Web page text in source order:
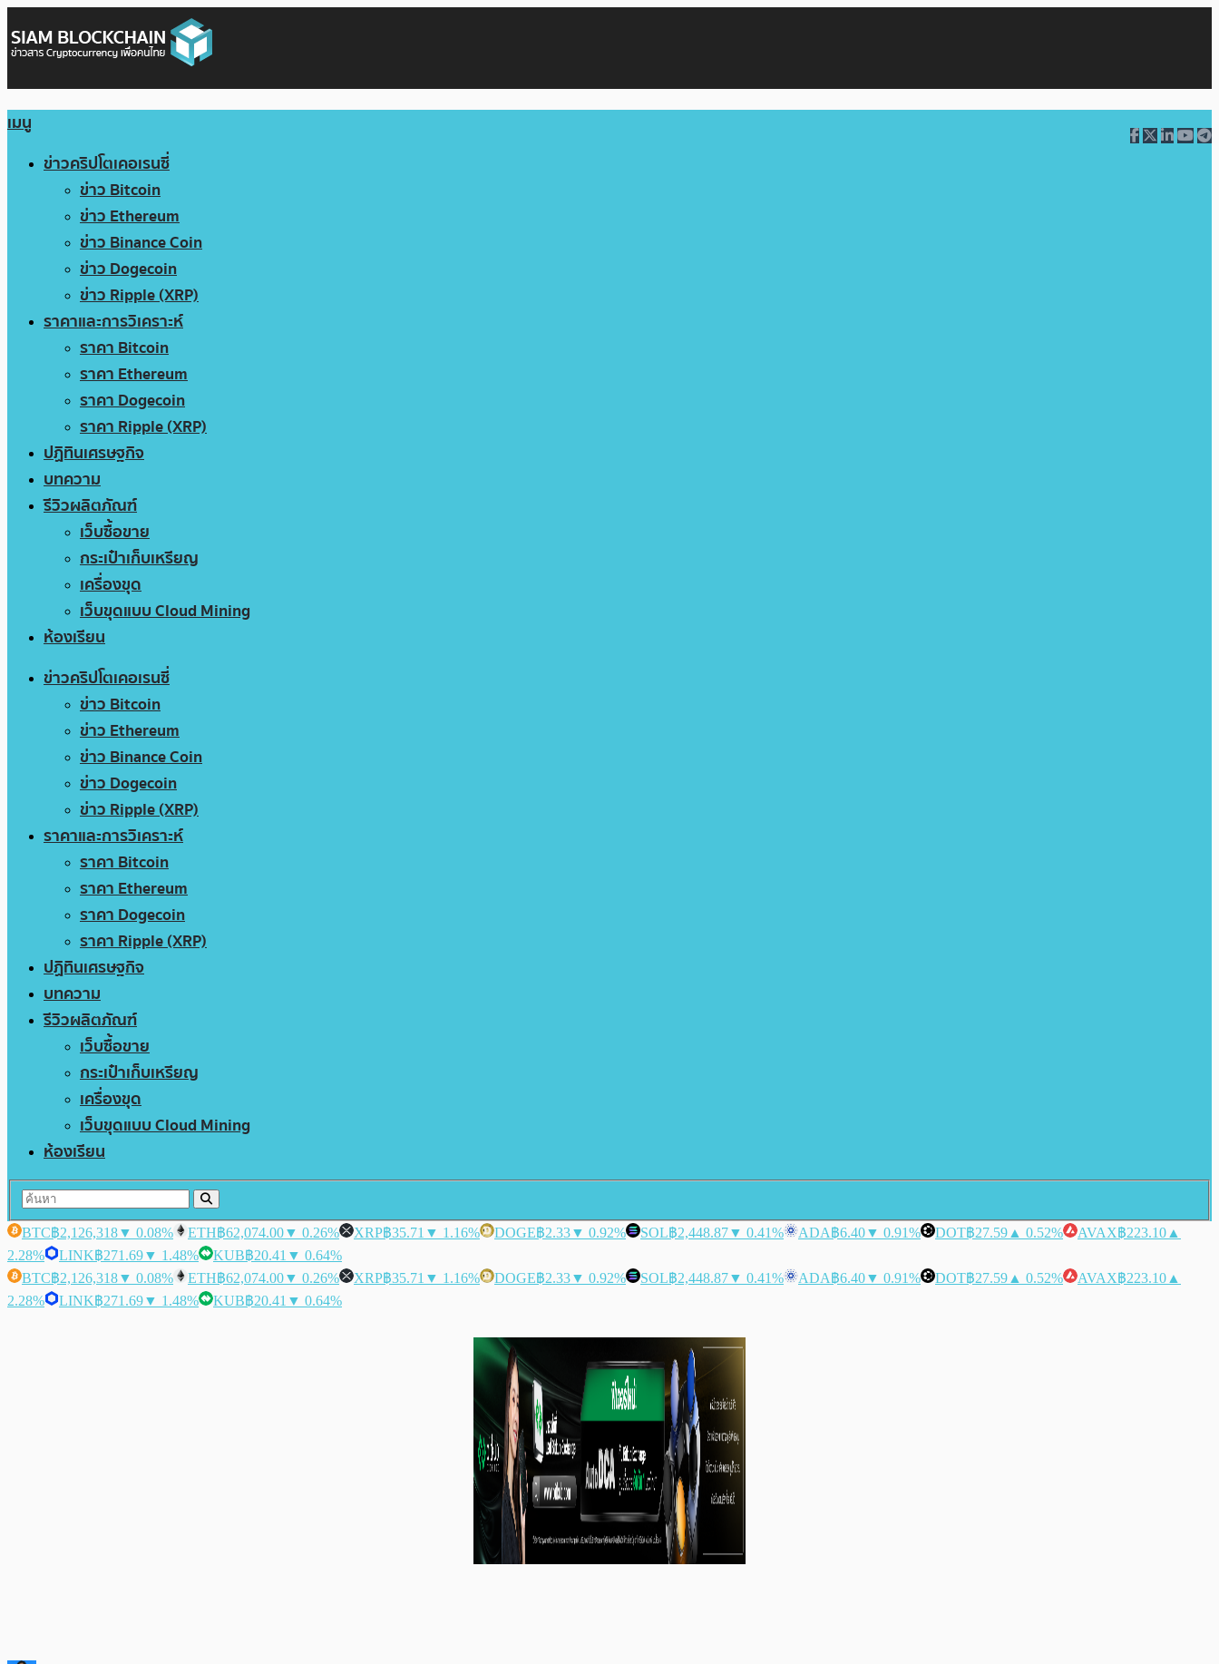
เมนู
ข่าวคริปโตเคอเรนซี่
ข่าว Bitcoin
ข่าว Ethereum
ข่าว Binance Coin
ข่าว Dogecoin
ข่าว Ripple (XRP)
ราคาและการวิเคราะห์
ราคา Bitcoin
ราคา Ethereum
ราคา Dogecoin
ราคา Ripple (XRP)
ปฏิทินเศรษฐกิจ
บทความ
รีวิวผลิตภัณฑ์
เว็บซื้อขาย
กระเป๋าเก็บเหรียญ
เครื่องขุด
เว็บขุดแบบ Cloud Mining
ห้องเรียน
ข่าวคริปโตเคอเรนซี่
ข่าว Bitcoin
ข่าว Ethereum
ข่าว Binance Coin
ข่าว Dogecoin
ข่าว Ripple (XRP)
ราคาและการวิเคราะห์
ราคา Bitcoin
ราคา Ethereum
ราคา Dogecoin
ราคา Ripple (XRP)
ปฏิทินเศรษฐกิจ
บทความ
รีวิวผลิตภัณฑ์
เว็บซื้อขาย
กระเป๋าเก็บเหรียญ
เครื่องขุด
เว็บขุดแบบ Cloud Mining
ห้องเรียน
BTC฿2,126,318▼ 0.08% ETH฿62,074.00▼ 0.26% XRP฿35.71 ▼ 1.16% DOGE฿2.33▼ 0.92% SOL฿2,448.87▼ 0.41% ADA฿6.40▼ 0.91% DOT฿27.59 ▲ 0.52% AVAX฿223.10 ▲
2.28%
LINK฿271.69▼ 1.48% KUB฿20.41 ▼ 0.64%
BTC฿2,126,318▼ 0.08% ETH฿62,074.00▼ 0.26% XRP฿35.71 ▼ 1.16% DOGE฿2.33▼ 0.92% SOL฿2,448.87▼ 0.41% ADA฿6.40▼ 0.91% DOT฿27.59 ▲ 0.52% AVAX฿223.10 ▲
2.28%
LINK฿271.69▼ 1.48% KUB฿20.41 ▼ 0.64%